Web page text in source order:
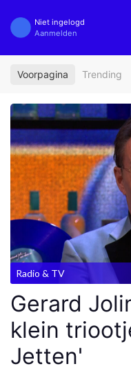
Niet ingelogd
Aanmelden
Voorpagina Trending
Radio & TV
Gerard
klein
Jetten'